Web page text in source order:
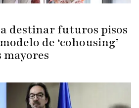
destinar futuros pisos
de ‘cohousing’
mayores